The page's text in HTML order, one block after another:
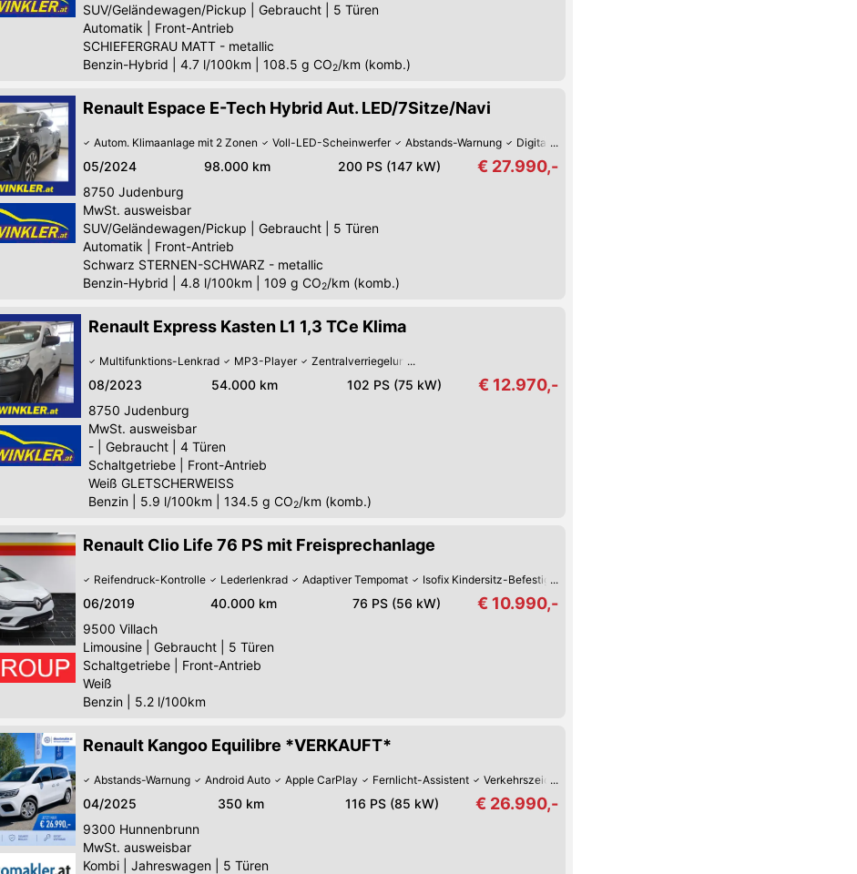
SUV/Geländewagen/Pickup
Gebraucht
5 Türen
Automatik
Front-Antrieb
SCHIEFERGRAU MATT - metallic
Benzin-Hybrid
4.7 l/100km 108.5 g CO2/km (komb.)
Renault Espace E-Tech Hybrid Aut. LED/7Sitze/Navi
Autom. Klimaanlage mit 2 Zonen Voll-LED-Scheinwerfer Abstands-Warnung Digitales Cockpit
05/2024 98.000 km 200 PS (147 kW) € 27.990,-
8750 Judenburg
MwSt. ausweisbar
SUV/Geländewagen/Pickup
Gebraucht
5 Türen
Automatik
Front-Antrieb
Schwarz STERNEN-SCHWARZ - metallic
Benzin-Hybrid
4.8 l/100km 109 g CO2/km (komb.)
Renault Express Kasten L1 1,3 TCe Klima
Multifunktions-Lenkrad MP3-Player Zentralverriegelung
08/2023 54.000 km 102 PS (75 kW) € 12.970,-
8750 Judenburg
MwSt. ausweisbar
-
Gebraucht
4 Türen
Schaltgetriebe
Front-Antrieb
Weiß GLETSCHERWEISS
Benzin
5.9 l/100km 134.5 g CO2/km (komb.)
Renault Clio Life 76 PS mit Freisprechanlage
Reifendruck-Kontrolle Lederlenkrad Adaptiver Tempomat Isofix Kindersitz-Befestigung
06/2019 40.000 km 76 PS (56 kW) € 10.990,-
9500 Villach
Limousine
Gebraucht
5 Türen
Schaltgetriebe
Front-Antrieb
Weiß
Benzin
5.2 l/100km
Renault Kangoo Equilibre *VERKAUFT*
Abstands-Warnung Android Auto Apple CarPlay Fernlicht-Assistent Verkehrszeichen-Erkennung
04/2025 350 km 116 PS (85 kW) € 26.990,-
9300 Hunnenbrunn
MwSt. ausweisbar
Kombi
Jahreswagen
5 Türen